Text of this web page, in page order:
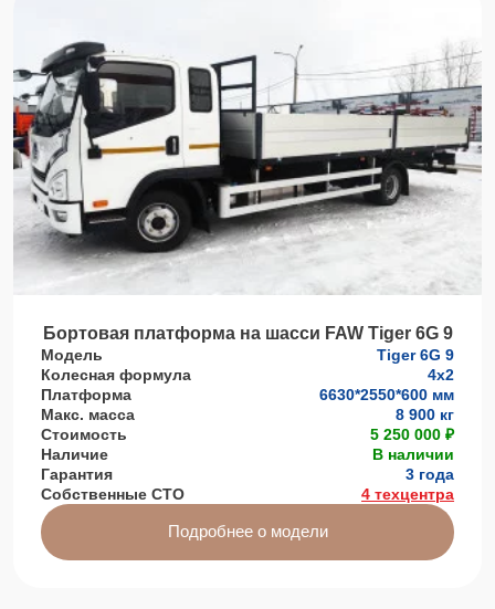
Бортовая платформа на шасси FAW Tiger 6G 9
Модель
Tiger 6G 9
Колесная формула
4x2
Платформа
6630*2550*600 мм
Макс. масса
8 900 кг
Стоимость
5 250 000 ₽
Наличие
В наличии
Гарантия
3 года
Собственные СТО
4 техцентра
Подробнее о модели